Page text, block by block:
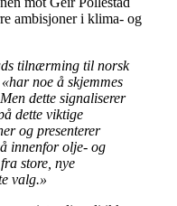
ambisjoner i klima- og
tilnærming til norsk
noe å skjemmes
dette signaliserer
dette viktige
og presenterer
innenfor olje- og
store, nye
valg.»